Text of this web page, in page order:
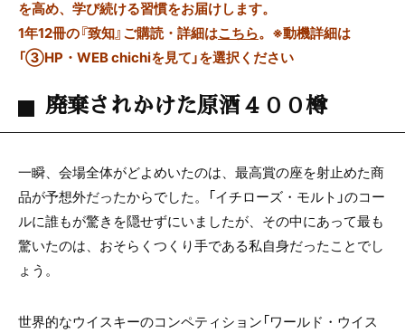
を高め、学び続ける習慣をお届けします。
1年12冊の『致知』ご購読・詳細はこちら。 ※動機詳細は
「③HP・WEB chichiを見て」を選択ください
廃棄されかけた原酒４００樽
一瞬、会場全体がどよめいたのは、最高賞の座を射止めた商
品が予想外だったからでした。「イチローズ・モルト」のコー
ルに誰もが驚きを隠せずにいましたが、その中にあって最も
驚いたのは、おそらくつくり手である私自身だったことでし
ょう。
世界的なウイスキーのコンペティション「ワールド・ウイス